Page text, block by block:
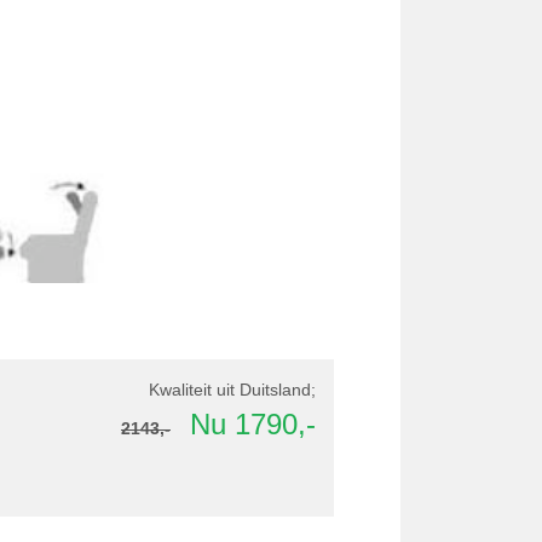
Kwaliteit uit Duitsland;
2143,-
Nu 1790,-